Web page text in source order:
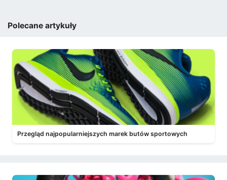
Polecane artykuły
Przegląd najpopularniejszych marek butów sportowych